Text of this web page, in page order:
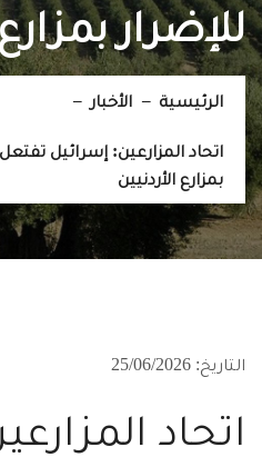
للإضرار
الرئيسية الأخبار
اتحاد المزارعين: إسرائيل تفتعل
بمزارع الأردنيين
التاريخ: 25/06/2026
اتحاد